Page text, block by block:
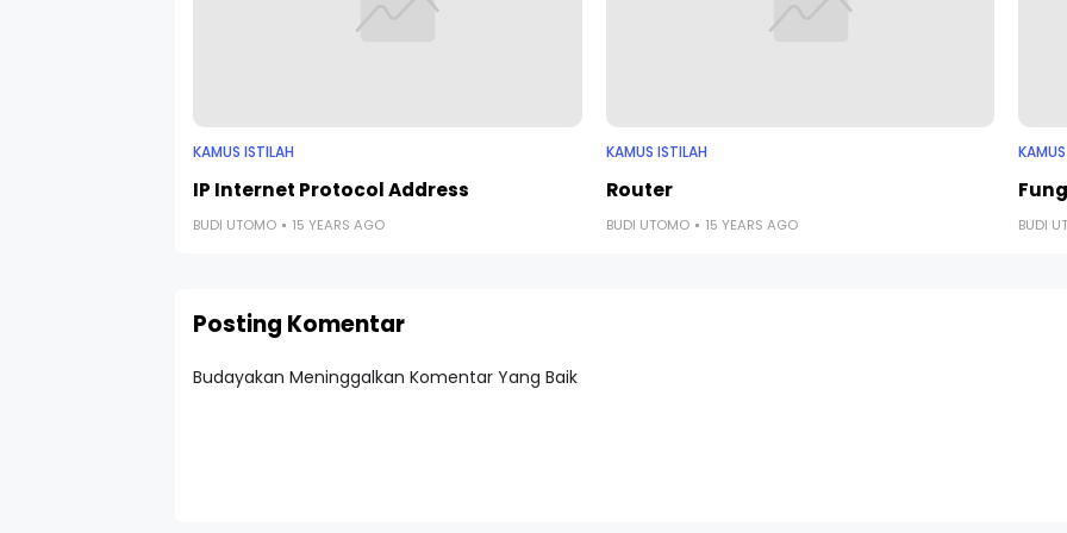
KAMUS ISTILAH
IP Internet Protocol Address
BUDI UTOMO 15 YEARS AGO
KAMUS ISTILAH
Router
BUDI UTOMO 15 YEARS AGO BUDI
Posting Komentar
Budayakan Meninggalkan Komentar Yang Baik